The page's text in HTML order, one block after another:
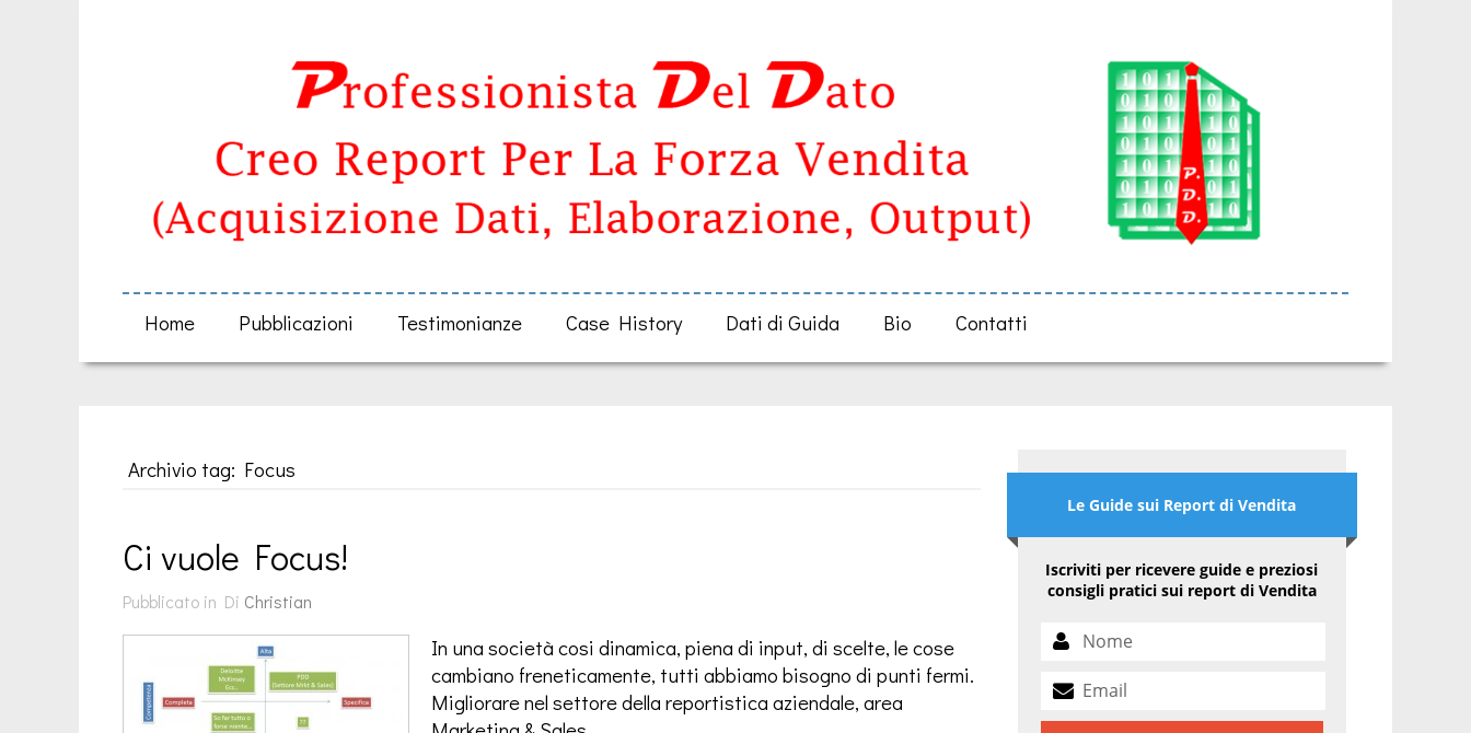
Home Pubblicazioni Testimonianze Case History Dati di Guida Bio Contatti
Archivio tag: Focus
Ci vuole Focus!
Pubblicato in Di Christian
In una società cosi dinamica, piena di input, di scelte, le cose
cambiano freneticamente, tutti abbiamo bisogno di punti fermi.
Migliorare nel settore della reportistica aziendale, area
Le Guide sui Report di Vendita
Iscriviti per ricevere guide e preziosi
consigli pratici sui report di Vendita